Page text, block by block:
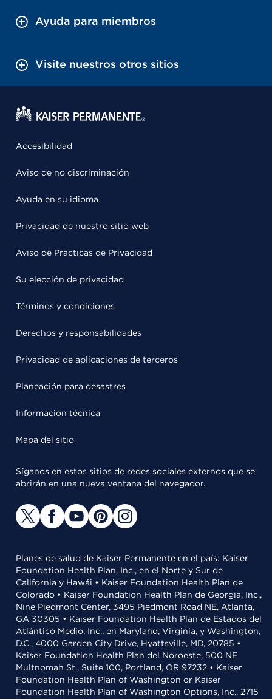
Ayuda para miembros
Visite nuestros otros sitios
Accesibilidad
Aviso de no discriminación
Ayuda en su idioma
Privacidad de nuestro sitio web
Aviso de Prácticas de Privacidad
Su elección de privacidad
Términos y condiciones
Derechos y responsabilidades
Privacidad de aplicaciones de terceros
Planeación para desastres
Información técnica
Mapa del sitio
Síganos en estos sitios de redes sociales externos que se
abrirán en una nueva ventana del navegador.
Planes de salud de Kaiser Permanente en el país: Kaiser
Foundation Health Plan, Inc., en el Norte y Sur de
California y Hawái • Kaiser Foundation Health Plan de
Colorado • Kaiser Foundation Health Plan de Georgia, Inc.,
Nine Piedmont Center, 3495 Piedmont Road NE, Atlanta,
GA 30305 • Kaiser Foundation Health Plan de Estados del
Atlántico Medio, Inc., en Maryland, Virginia, y Washington,
D.C., 4000 Garden City Drive, Hyattsville, MD, 20785 •
Kaiser Foundation Health Plan del Noroeste, 500 NE
Multnomah St., Suite 100, Portland, OR 97232 • Kaiser
Foundation Health Plan of Washington or Kaiser
Foundation Health Plan of Washington Options, Inc., 2715